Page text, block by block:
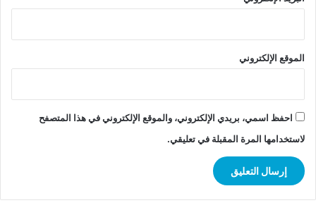
الموقع الإلكتروني
احفظ اسمي، بريدي الإلكتروني، والموقع الإلكتروني في هذا المتصفح
لاستخدامها المرة المقبلة في تعليقي.